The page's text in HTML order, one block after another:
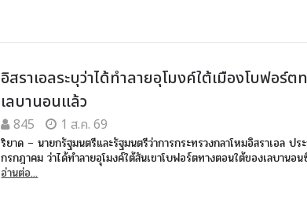
อิสราเอลระบุว่าได้ทำลายอุโมงค์ใต้เมืองโบฟอร์
เลบานอนแล้ว
845 1 ส.ค. 69
ริยาด – นายกรัฐมนตรีและรัฐมนตรีว่าการกระทรวงกลาโหมอิสราเอล
กรกฎาคม ว่าได้ทำลายอุโมงค์ใต้สันเขาโบฟอร์ตทางตอนใต้ของเลบานอ
อ่านต่อ...